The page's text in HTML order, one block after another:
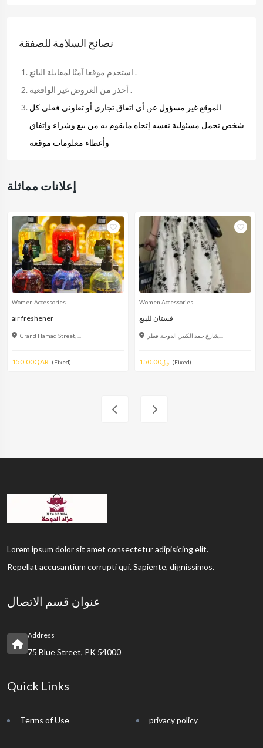
نصائح السلامة للصفقة
استخدم موقعا آمنًا لمقابلة البائع .
أحذر من العروض غير الواقعية .
الموقع غير مسؤول عن أي اتفاق تجاري أو تعاوني فعلى كل
شخص تحمل مسئولية نفسه إتجاه مايقوم به من بيع وشراء وإتفاق
وأعطاء معلومات موقعه
إعلانات مماثلة
Women Accessories
air freshener
Grand Hamad Street, ...
150.00QAR (Fixed)
Women Accessories
فستان للبيع
شارع حمد الكبير, الدوحة, قطر,...
150.00﷼ (Fixed)
Lorem ipsum dolor sit amet consectetur adipisicing elit.
Repellat accusantium corrupti qui. Sapiente, dignissimos.
عنوان قسم الاتصال
Address
75 Blue Street, PK 54000
Quick Links
Terms of Use privacy policy